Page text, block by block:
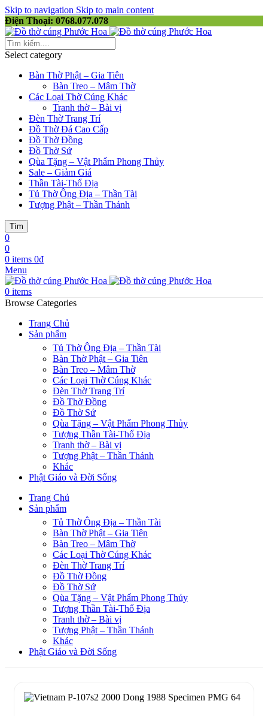
Skip to navigation Skip to main content
Điện Thoại: 0768.077.078
Select category
Bàn Thờ Phật – Gia Tiên
Bàn Treo – Mâm Thờ
Các Loại Thờ Cúng Khác
Tranh thờ – Bài vị
Đèn Thờ Trang Trí
Đồ Thờ Đá Cao Cấp
Đồ Thờ Đồng
Đồ Thờ Sứ
Qùa Tặng – Vật Phẩm Phong Thủy
Sale – Giảm Giá
Thần Tài-Thổ Địa
Tủ Thờ Ông Địa – Thần Tài
Tượng Phật – Thần Thánh
Tìm
0
0
0 items 0₫
Menu
0 items
Browse Categories
Trang Chủ
Sản phẩm
Tủ Thờ Ông Địa – Thần Tài
Bàn Thờ Phật – Gia Tiên
Bàn Treo – Mâm Thờ
Các Loại Thờ Cúng Khác
Đèn Thờ Trang Trí
Đồ Thờ Đồng
Đồ Thờ Sứ
Qùa Tặng – Vật Phẩm Phong Thủy
Tượng Thần Tài-Thổ Địa
Tranh thờ – Bài vị
Tượng Phật – Thần Thánh
Khác
Phật Giáo và Đời Sống
Trang Chủ
Sản phẩm
Tủ Thờ Ông Địa – Thần Tài
Bàn Thờ Phật – Gia Tiên
Bàn Treo – Mâm Thờ
Các Loại Thờ Cúng Khác
Đèn Thờ Trang Trí
Đồ Thờ Đồng
Đồ Thờ Sứ
Qùa Tặng – Vật Phẩm Phong Thủy
Tượng Thần Tài-Thổ Địa
Tranh thờ – Bài vị
Tượng Phật – Thần Thánh
Khác
Phật Giáo và Đời Sống